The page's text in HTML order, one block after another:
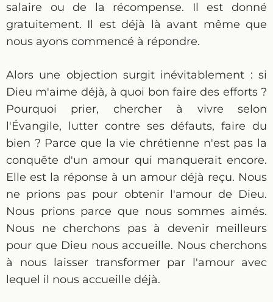
salaire ou de la récompense. Il est donné
gratuitement. Il est déjà là avant même que
nous ayons commencé à répondre.
Alors une objection surgit inévitablement : si
Dieu m'aime déjà, à quoi bon faire des efforts ?
Pourquoi prier, chercher à vivre selon
l'Évangile, lutter contre ses défauts, faire du
bien ? Parce que la vie chrétienne n'est pas la
conquête d'un amour qui manquerait encore.
Elle est la réponse à un amour déjà reçu. Nous
ne prions pas pour obtenir l'amour de Dieu.
Nous prions parce que nous sommes aimés.
Nous ne cherchons pas à devenir meilleurs
pour que Dieu nous accueille. Nous cherchons
à nous laisser transformer par l'amour avec
lequel il nous accueille déjà.